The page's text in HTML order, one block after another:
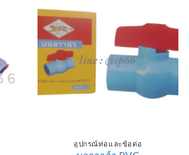
อุปกรณ์ท่อและข้อต่อ